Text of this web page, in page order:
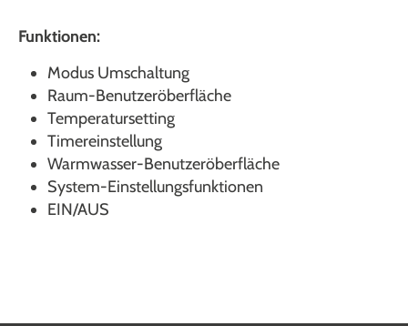
Funktionen:
Modus Umschaltung
Raum-Benutzeröberfläche
Temperatursetting
Timereinstellung
Warmwasser-Benutzeröberfläche
System-Einstellungsfunktionen
EIN/AUS